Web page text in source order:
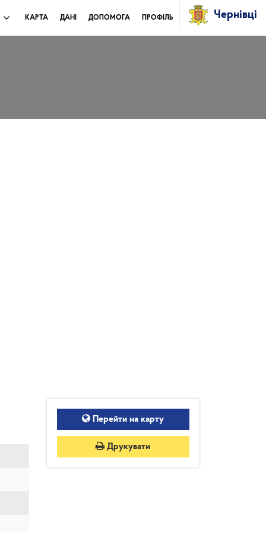
КАРТА ДАНІ ДОПОМОГА ПРОФІЛЬ Чернівці
Перейти на карту
Друкувати